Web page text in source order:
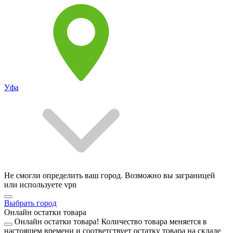
Уфа
Не смогли определить ваш город. Возможно вы заграницей
или используете vpn
Выбрать город
Онлайн остатки товара
Онлайн остатки товара! Количество товара меняется в
настоящем времени и соответствует остатку товара на складе